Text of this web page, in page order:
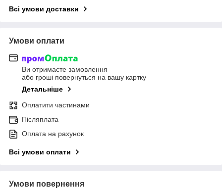
Всі умови доставки
Умови оплати
Ви отримаєте замовлення
або гроші повернуться на вашу картку
Детальніше
Оплатити частинами
Післяплата
Оплата на рахунок
Всі умови оплати
Умови повернення